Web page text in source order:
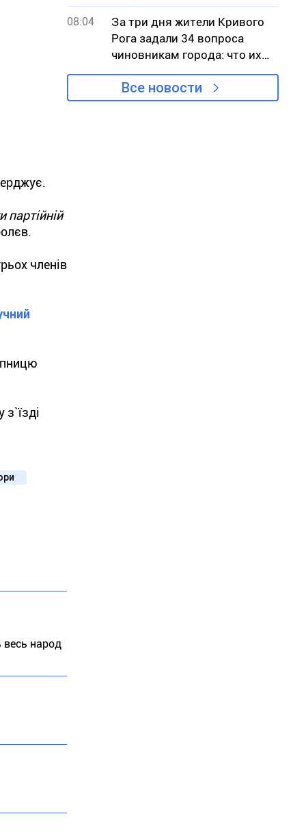
партійній
членів
народ
не признает проблему
08:04
За три дня жители Кривого
Рога задали 34 вопроса
чиновникам города: что их
беспокоило
Все новости